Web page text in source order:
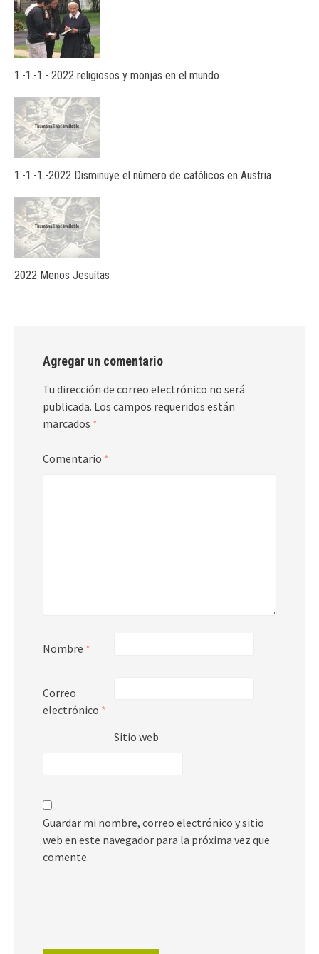
1.-1.-1.- 2022 religiosos y monjas en el mundo
1.-1.-1.-2022 Disminuye el número de católicos en Austria
2022 Menos Jesuítas
Agregar un comentario
Tu dirección de correo electrónico no será
publicada. Los campos requeridos están
marcados *
Comentario *
Nombre *
Correo
electrónico *
Sitio web
Guardar mi nombre, correo electrónico y sitio
web en este navegador para la próxima vez que
comente.